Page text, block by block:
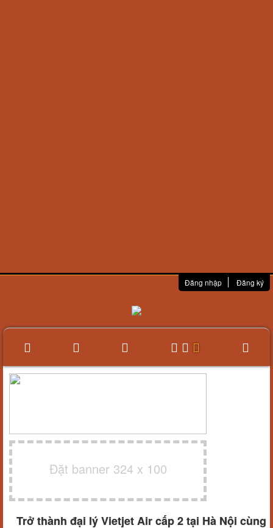
Đăng nhập Đăng ký
Đặt banner 324 x 100
Trở thành đại lý Vietjet Air cấp 2 tại Hà Nội cùng